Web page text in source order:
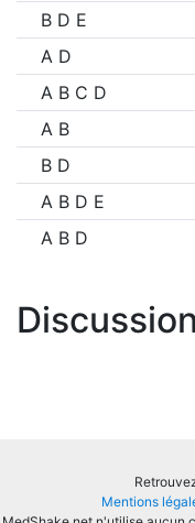
B D E
A D
A B C D
A B
B D
A B D E
A B D
Discussion
Mentions